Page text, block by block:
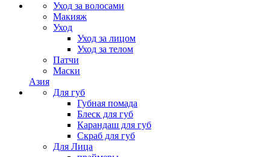
Уход за волосами
Макияж
Уход
Уход за лицом
Уход за телом
Патчи
Маски
Азия
Для губ
Губная помада
Блеск для губ
Карандаш для губ
Скраб для губ
Для Лица